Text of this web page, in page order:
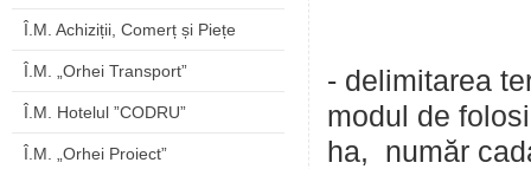
Î.M. Achiziții, Comerț și Piețe
Î.M. „Orhei Transport”
Î.M. Hotelul ”CODRU”
Î.M. „Orhei Proiect”
- delimitarea
modul de
ha, număr